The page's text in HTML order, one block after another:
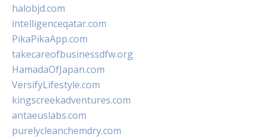
halobjd.com
intelligenceqatar.com
PikaPikaApp.com
takecareofbusinessdfw.org
HamadaOfJapan.com
VersifyLifestyle.com
kingscreekadventures.com
antaeuslabs.com
purelycleanchemdry.com